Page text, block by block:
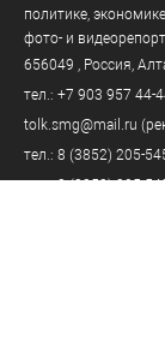
политике,
фото- и
656049 , Россия,
тел.: +7 903 957 44-
tolk.smg@mail.ru
тел.: 8 (3852) 205-
тел.:8 (3852) 205-